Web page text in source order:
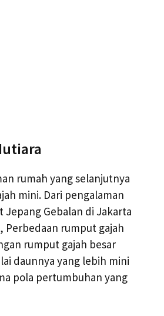
rumah yang selanjutnya
mini. Dari pengalaman
Jepang Gebalan di Jakarta
Perbedaan rumput gajah
rumput gajah besar
daunnya yang lebih mini
pola pertumbuhan yang